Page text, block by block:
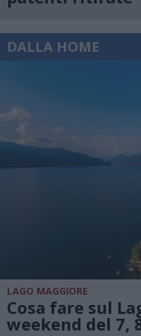
DALLA HOME
LAGO MAGGIORE
Cosa fare sul
weekend del 7,